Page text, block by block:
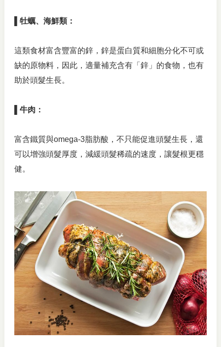
▌牡蠣、海鮮類：
這類食材富含豐富的鋅，鋅是蛋白質和細胞分化不可或
缺的原物料，因此，適量補充含有「鋅」的食物，也有
助於頭髮生長。
▌牛肉：
富含鐵質與omega-3脂肪酸，不只能促進頭髮生長，還
可以增強頭髮厚度，減緩頭髮稀疏的速度，讓髮根更穩
健。